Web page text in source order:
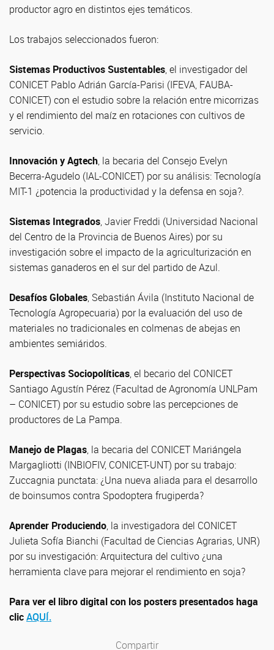
productor agro en distintos ejes temáticos.
Los trabajos seleccionados fueron:
Sistemas Productivos Sustentables, el investigador del
CONICET Pablo Adrián García-Parisi (IFEVA, FAUBA-
CONICET) con el estudio sobre la relación entre micorrizas
y el rendimiento del maíz en rotaciones con cultivos de
servicio.
Innovación y Agtech, la becaria del Consejo Evelyn
Becerra-Agudelo (IAL-CONICET) por su análisis: Tecnología
MIT-1 ¿potencia la productividad y la defensa en soja?.
Sistemas Integrados, Javier Freddi (Universidad Nacional
del Centro de la Provincia de Buenos Aires) por su
investigación sobre el impacto de la agriculturización en
sistemas ganaderos en el sur del partido de Azul.
Desafíos Globales, Sebastián Ávila (Instituto Nacional de
Tecnología Agropecuaria) por la evaluación del uso de
materiales no tradicionales en colmenas de abejas en
ambientes semiáridos.
Perspectivas Sociopolíticas, el becario del CONICET
Santiago Agustín Pérez (Facultad de Agronomía UNLPam
– CONICET) por su estudio sobre las percepciones de
productores de La Pampa.
Manejo de Plagas, la becaria del CONICET Mariángela
Margagliotti (INBIOFIV, CONICET-UNT) por su trabajo:
Zuccagnia punctata: ¿Una nueva aliada para el desarrollo
de boinsumos contra Spodoptera frugiperda?
Aprender Produciendo, la investigadora del CONICET
Julieta Sofía Bianchi (Facultad de Ciencias Agrarias, UNR)
por su investigación: Arquitectura del cultivo ¿una
herramienta clave para mejorar el rendimiento en soja?
Para ver el libro digital con los posters presentados haga
clicAQUÍ.
Compartir